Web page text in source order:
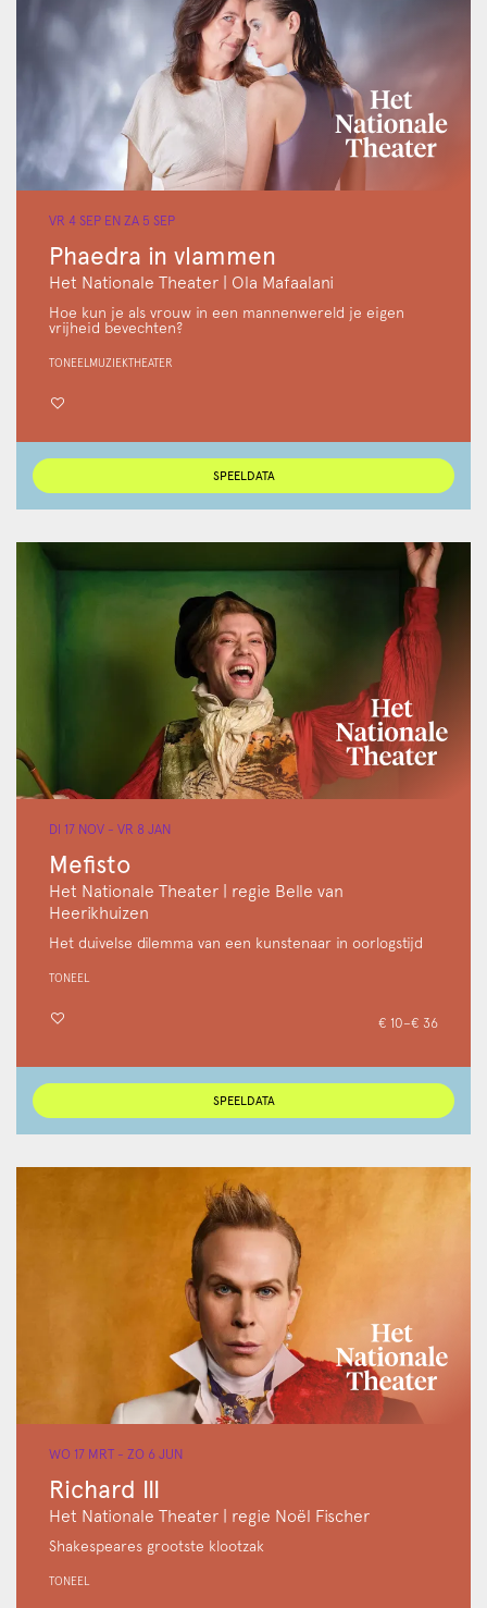
Phaedra in vlammen
Het Nationale Theater | Ola Mafaalani
VR 4 SEP EN ZA 5 SEP
Hoe kun je als vrouw in een mannenwereld je eigen
vrijheid bevechten?
TONEEL MUZIEKTHEATER
SPEELDATA
Mefisto
Het Nationale Theater | regie Belle van
Heerikhuizen
DI 17 NOV - VR 8 JAN
Het duivelse dilemma van een kunstenaar in oorlogstijd
TONEEL
€ 10–€ 36
SPEELDATA
Richard III
Het Nationale Theater | regie Noël Fischer
WO 17 MRT - ZO 6 JUN
Shakespeares grootste klootzak
TONEEL